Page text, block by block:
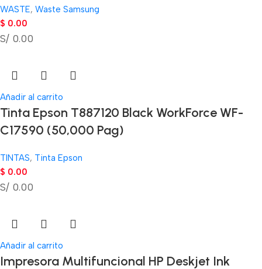
WASTE, Waste Samsung
$ 0.00
S/ 0.00
Añadir al carrito
Tinta Epson T887120 Black WorkForce WF-
C17590 (50,000 Pag)
TINTAS, Tinta Epson
$ 0.00
S/ 0.00
Añadir al carrito
Impresora Multifuncional HP Deskjet Ink